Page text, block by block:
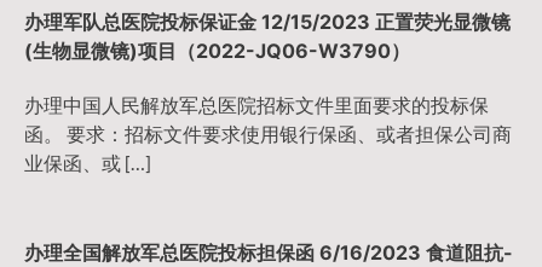
办理军队总医院投标保证金 12/15/2023 正置荧光显微镜
(生物显微镜)项目（2022-JQ06-W3790）
办理中国人民解放军总医院招标文件里面要求的投标保
函。 要求：招标文件要求使用银行保函、或者担保公司商
业保函、或 […]
办理全国解放军总医院投标担保函 6/16/2023 食道阻抗-